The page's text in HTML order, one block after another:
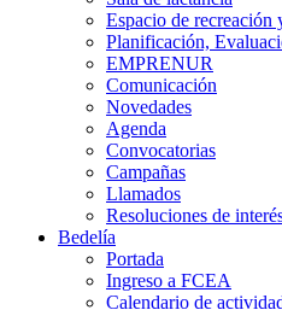
Espacio de recreación
Planificación,
EMPRENUR
Comunicación
Novedades
Agenda
Convocatorias
Campañas
Llamados
Resoluciones de
Bedelía
Portada
Ingreso a FCEA
Calendario de